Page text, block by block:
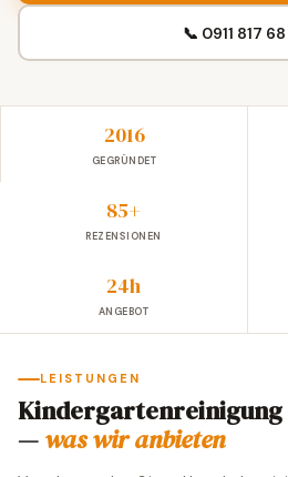
📞 0911 817
2016
GEGRÜNDET
85+
REZENSIONEN
24h
ANGEBOT
LEISTUNGEN
Kindergartenreinigung
—was wir anbieten